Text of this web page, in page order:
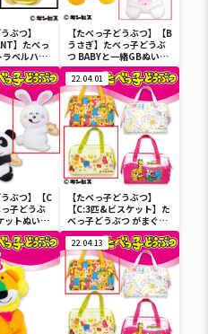
ぶつ】
】たべっ
ラベルハン
【たべっ子どうぶつ】【B
うさぎ】たべっ子どうぶ
つ BABYと一緒GBぬいぐ
るみ
うぶつ】【C
子どうぶ
ットぬいぐ
22.04.01
【たべっ子どうぶつ】
【C:3匹&ビスケット】た
べっ子どうぶつ がまぐち
ランチトートバッグ2
22.04.13